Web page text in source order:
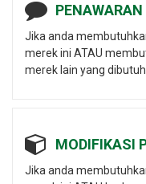
PENAWARAN
Jika anda
merek ini ATAU
merek lain yang
MODIFIKASI
Jika anda